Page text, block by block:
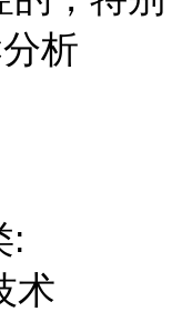
析
:
术